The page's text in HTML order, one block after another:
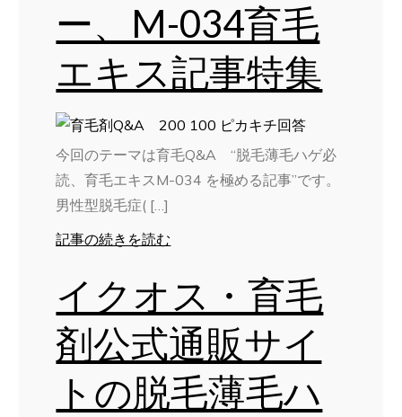
ー、M-034育毛
エキス記事特集
今回のテーマは育毛Q&A “脱毛薄毛ハゲ必
読、育毛エキスM-034 を極める記事”です。
男性型脱毛症( […]
記事の続きを読む
イクオス・育毛
剤公式通販サイ
トの脱毛薄毛ハ